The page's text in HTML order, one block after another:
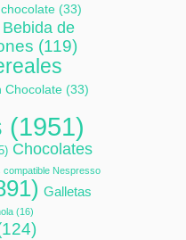
(33)
Bebida de
(119)
Chocolate (33)
(1951)
Chocolates
compatible Nespresso
Galletas
(16)